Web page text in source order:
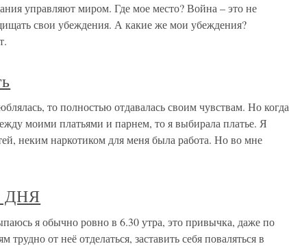
управляют миром. Где мое место? Война – это не
свои убеждения. А какие же мои убеждения?
то полностью отдавалась своим чувствам. Но когда
моими платьями и парнем, то я выбирала платье. Я
неким наркотиком для меня была работа. Но во мне
ДНЯ
я обычно ровно в 6.30 утра, это привычка, даже по
от неё отделаться, заставить себя поваляться в